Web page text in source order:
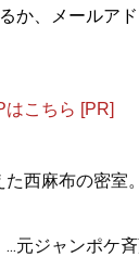
か、メールア
こちら [PR]
西麻布の密室
元ジャンポケ